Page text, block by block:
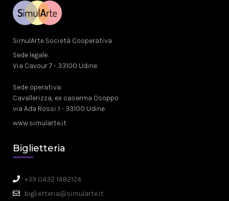
SimulArte Società Cooperativa
Sede legale:
Via Cavour 7 - 33100 Udine
Sede operativa:
Cavallerizza, ex caserma Osoppo
via Ada Rossi 1 - 33100 Udine
www.simularte.it
Biglietteria
+39 0432 1482124
biglietteria@simularte.it